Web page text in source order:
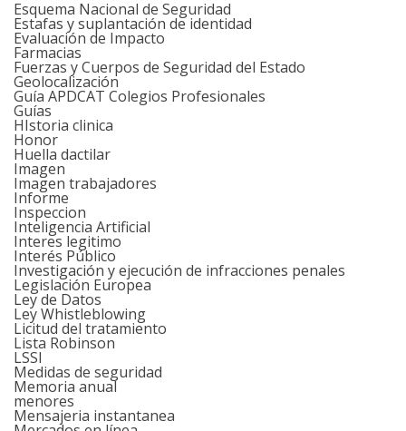
Esquema Nacional de Seguridad
Estafas y suplantación de identidad
Evaluación de Impacto
Farmacias
Fuerzas y Cuerpos de Seguridad del Estado
Geolocalización
Guía APDCAT Colegios Profesionales
Guías
HIstoria clinica
Honor
Huella dactilar
Imagen
Imagen trabajadores
Informe
Inspeccion
Inteligencia Artificial
Interes legitimo
Interés Público
Investigación y ejecución de infracciones penales
Legislación Europea
Ley de Datos
Ley Whistleblowing
Licitud del tratamiento
Lista Robinson
LSSI
Medidas de seguridad
Memoria anual
menores
Mensajeria instantanea